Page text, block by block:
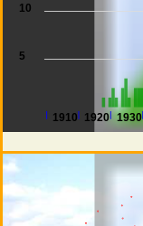
1910 1920 1930
5
10